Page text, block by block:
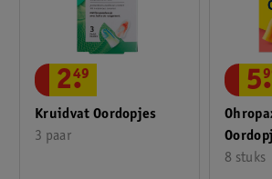
Kruidvat Oordopjes
3 paar
2.
49
8 stuks
5.